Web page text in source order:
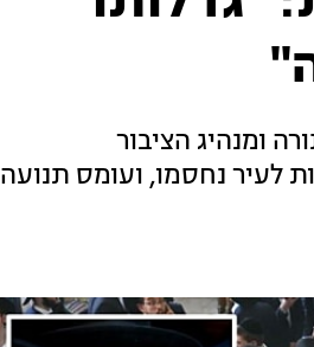
ומנהיג הציבור
כל הכניסות והיציאות לעיר נחסמו, ועומס תנועה